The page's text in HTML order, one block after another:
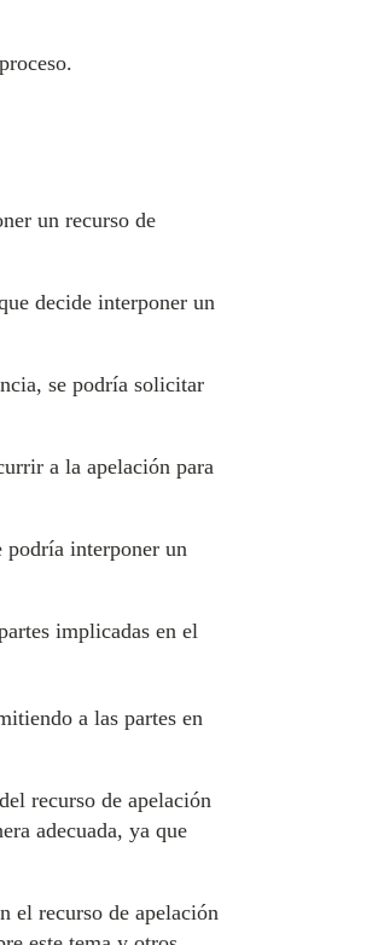
un recurso de
decide interponer un
se podría solicitar
a la apelación para
podría interponer un
implicadas en el
a las partes en
recurso de apelación
adecuada, ya que
el recurso de apelación